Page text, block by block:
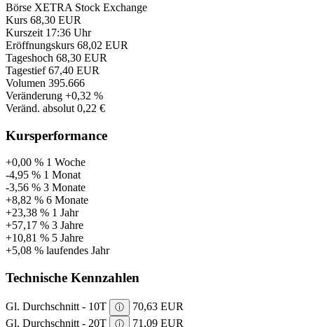
Börse XETRA Stock Exchange
Kurs 68,30 EUR
Kurszeit 17:36 Uhr
Eröffnungskurs 68,02 EUR
Tageshoch 68,30 EUR
Tagestief 67,40 EUR
Volumen 395.666
Veränderung +0,32 %
Veränd. absolut 0,22 €
Kursperformance
+0,00 % 1 Woche
-4,95 % 1 Monat
-3,56 % 3 Monate
+8,82 % 6 Monate
+23,38 % 1 Jahr
+57,17 % 3 Jahre
+10,81 % 5 Jahre
+5,08 % laufendes Jahr
Technische Kennzahlen
Gl. Durchschnitt - 10T ⓘ
70,63 EUR
Gl. Durchschnitt - 20T
ⓘ 71,09 EUR